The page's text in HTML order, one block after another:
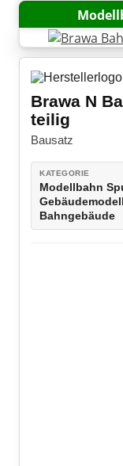
Bausätze
Viessmann
Boote /
Bausätze
LEGO®
LEGO® VIDIYO
LEGO®
LEGO® DC
LEGO®
LEGO®
Brawa N
teilig
Bausatz
KATEGORIE
Modellbahn
Bahngebäude